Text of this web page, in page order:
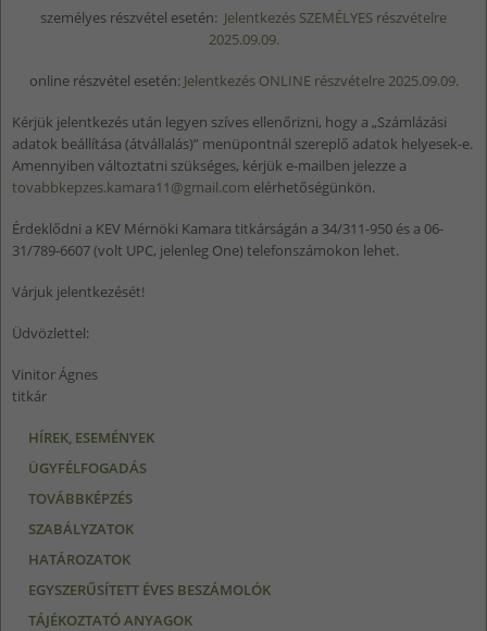
személyes részvétel esetén: Jelentkezés SZEMÉLYES részvételre
2025.09.09.
online részvétel esetén: Jelentkezés ONLINE részvételre 2025.09.09.
Kérjük jelentkezés után legyen szíves ellenőrizni, hogy a „Számlázási
adatok beállítása (átvállalás)” menüpontnál szereplő adatok helyesek-e.
Amennyiben változtatni szükséges, kérjük e-mailben jelezze a
tovabbkepzes.kamara11@gmail.com elérhetőségünkön.
Érdeklődni a KEV Mérnöki Kamara titkárságán a 34/311-950 és a 06-
31/789-6607 (volt UPC, jelenleg One) telefonszámokon lehet.
Várjuk jelentkezését!
Üdvözlettel:
Vinitor Ágnes
titkár
HÍREK, ESEMÉNYEK
ÜGYFÉLFOGADÁS
TOVÁBBKÉPZÉS
SZABÁLYZATOK
HATÁROZATOK
EGYSZERŰSÍTETT ÉVES BESZÁMOLÓK
TÁJÉKOZTATÓ ANYAGOK